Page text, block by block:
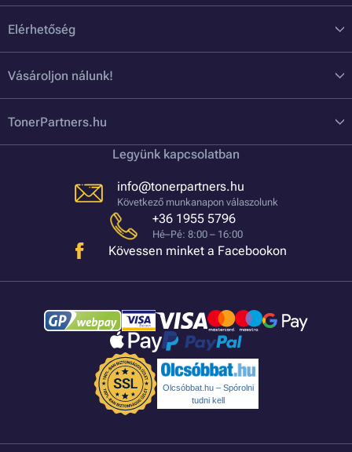
Elérhetőség
Vásároljon nálunk!
TonerPartners.hu
Legyünk kapcsolatban
info@tonerpartners.hu
Következő munkanapon válaszolunk
+36 1955 5796
Hé–Pé: 8:00 – 16:00
Kövessen minket a Facebookon
Olcsóbbat.hu – Spórolni
tudni kell